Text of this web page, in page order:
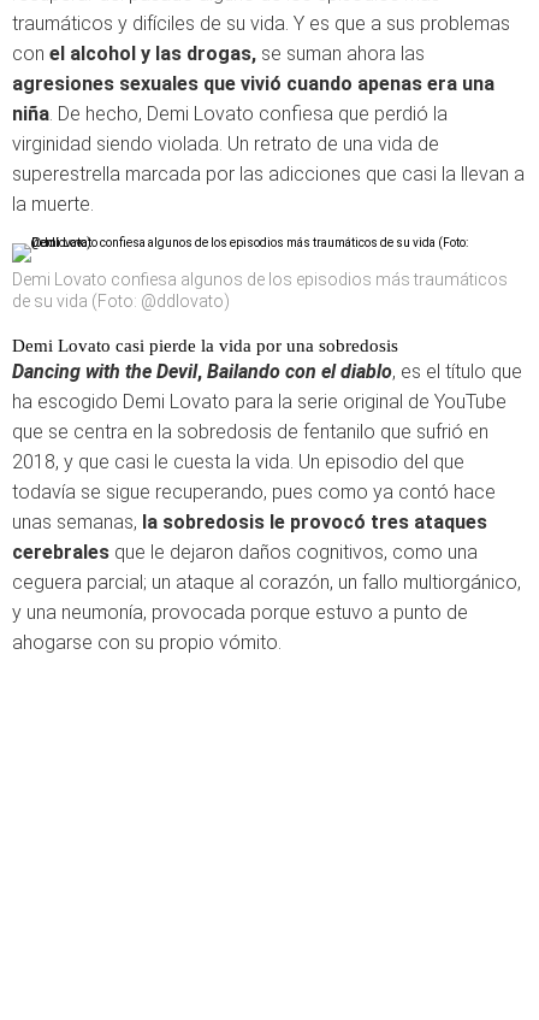
traumáticos y difíciles de su vida. Y es que a sus problemas
con el alcohol y las drogas, se suman ahora las
agresiones sexuales que vivió cuando apenas era una
niña. De hecho, Demi Lovato confiesa que perdió la
virginidad siendo violada. Un retrato de una vida de
superestrella marcada por las adicciones que casi la llevan a
la muerte.
Demi Lovato confiesa algunos de los episodios más traumáticos
de su vida (Foto: @ddlovato)
Demi Lovato casi pierde la vida por una sobredosis
Dancing with the Devil, Bailando con el diablo, es el título que
ha escogido Demi Lovato para la serie original de YouTube
que se centra en la sobredosis de fentanilo que sufrió en
2018, y que casi le cuesta la vida. Un episodio del que
todavía se sigue recuperando, pues como ya contó hace
unas semanas, la sobredosis le provocó tres ataques
cerebrales que le dejaron daños cognitivos, como una
ceguera parcial; un ataque al corazón, un fallo multiorgánico,
y una neumonía, provocada porque estuvo a punto de
ahogarse con su propio vómito.